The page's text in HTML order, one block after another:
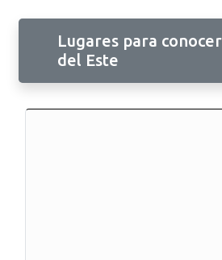
Lugares para
del Este